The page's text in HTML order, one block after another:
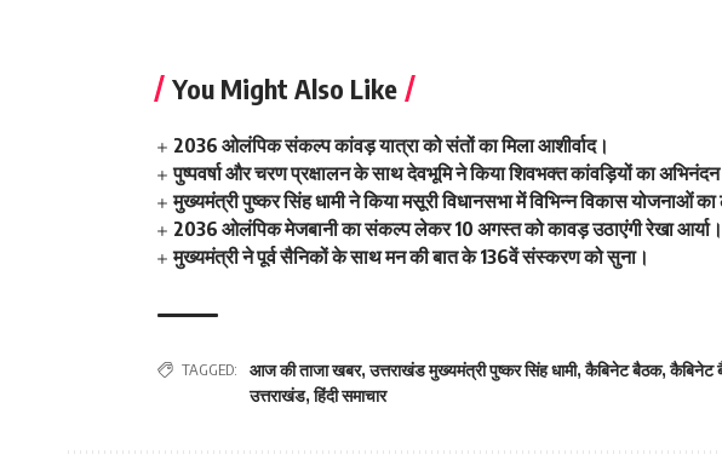
You Might Also Like
2036 ओलंपिक संकल्प कांवड़ यात्रा को संतों का मिला आशीर्वाद।
पुष्पवर्षा और चरण प्रक्षालन के साथ देवभूमि ने किया शिवभक्त कांवड़ियों का
मुख्यमंत्री पुष्कर सिंह धामी ने किया मसूरी विधानसभा में विभिन्न विकास योजनाओं का
2036 ओलंपिक मेजबानी का संकल्प लेकर 10 अगस्त को कावड़ उठाएंगी रेखा आर्या।
मुख्यमंत्री ने पूर्व सैनिकों के साथ मन की बात के 136वें संस्करण को सुना।
TAGGED: आज की ताजा खबर,उत्तराखंड मुख्यमंत्री पुष्कर सिंह धामी,कैबिनेट बैठक,कैबिनेट
उत्तराखंड,हिंदी समाचार